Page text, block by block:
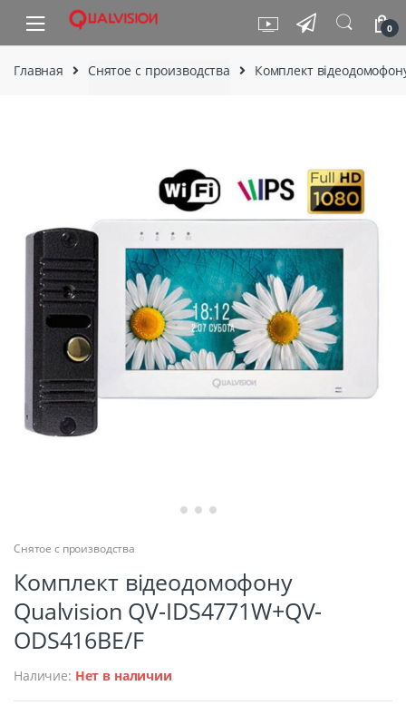
Skip to navigation
Skip to content
0
Главная Снятое с производства Комплект
Снятое с производства
Комплект відеодомофону
Qualvision QV-IDS4771W+QV-
ODS416BE/F
Наличие: Нет в наличии